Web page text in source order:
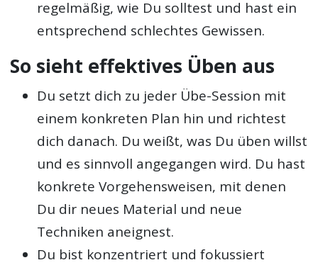
regelmäßig, wie Du solltest und hast ein
entsprechend schlechtes Gewissen.
So sieht effektives Üben aus
Du setzt dich zu jeder Übe-Session mit
einem konkreten Plan hin und richtest
dich danach. Du weißt, was Du üben willst
und es sinnvoll angegangen wird. Du hast
konkrete Vorgehensweisen, mit denen
Du dir neues Material und neue
Techniken aneignest.
Du bist konzentriert und fokussiert